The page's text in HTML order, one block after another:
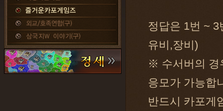
정답은 1번 ~
유비,장비)
※ 수서버의 경
응모가 가능합
반드시 카포게